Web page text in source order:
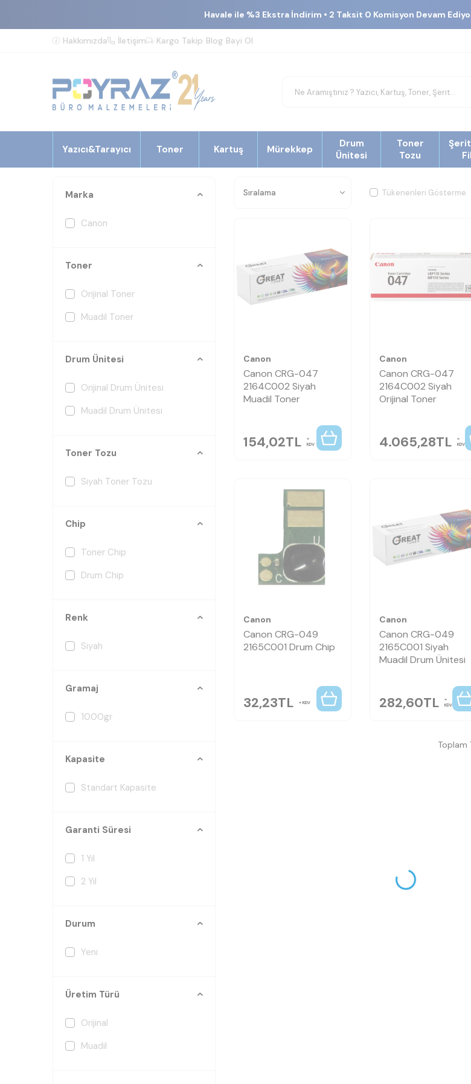
Havale ile %3 Ekstra İndirim • 2 Taksit 0 Komisyon Devam
Hakkımızda İletişim Kargo Takip Blog Bayi Ol
Yazıcı&Tarayıcı Toner Kartuş Mürekkep
Drum
Ünitesi
Toner
Tozu
Marka
Canon
Toner
Orijinal Toner
Muadil Toner
Drum Ünitesi
Orijinal Drum Ünitesi
Muadil Drum Ünitesi
Toner Tozu
Siyah Toner Tozu
Chip
Toner Chip
Drum Chip
Renk
Siyah
Gramaj
1000gr
Kapasite
Standart Kapasite
Garanti Süresi
1 Yıl
2 Yıl
Durum
Yeni
Üretim Türü
Orijinal
Muadil
Tükenenleri Gösterme
Canon
Canon CRG-047
2164C002 Siyah
Muadil Toner
154,02TL KDV
Canon
Canon CRG-047
2164C002 Siyah
Orijinal Toner
4.065,28TL KDV
Canon
Canon CRG-049
2165C001 Drum Chip
32,23TL KDV
Canon
Canon CRG-049
2165C001 Siyah
Muadil Drum Ünitesi
282,60TL KDV
Toplam